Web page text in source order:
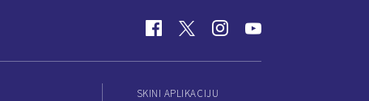
SKINI APLIKACIJU